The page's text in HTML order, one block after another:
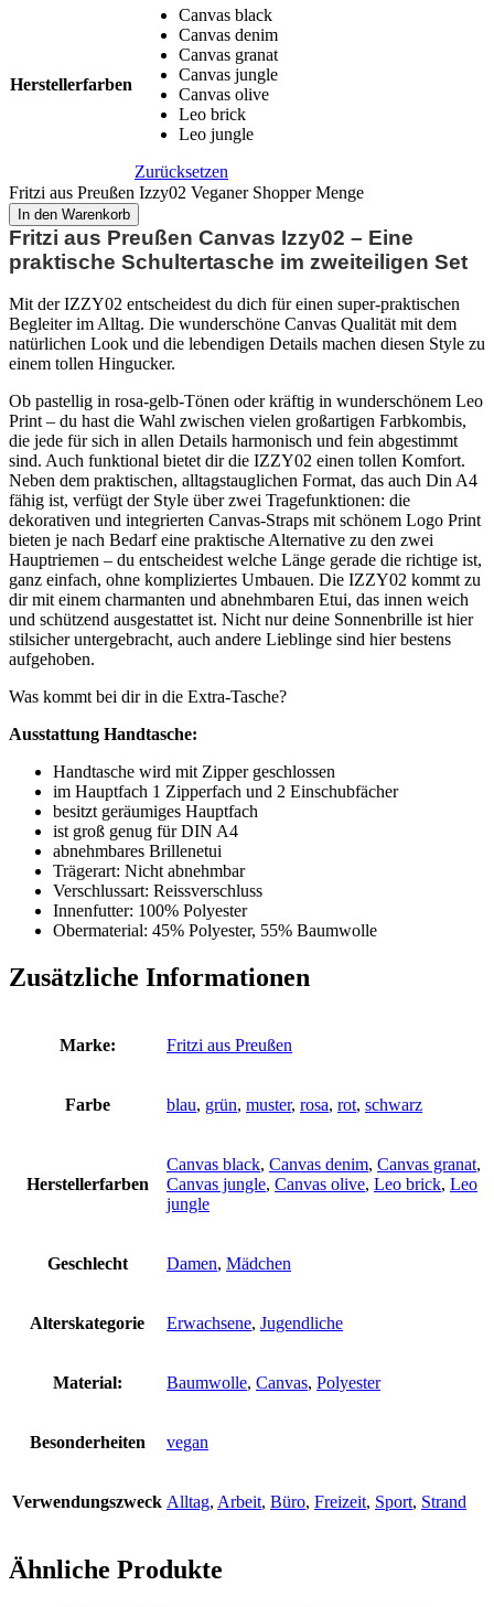
Herstellerfarben
Canvas black
Canvas denim
Canvas granat
Canvas jungle
Canvas olive
Leo brick
Leo jungle
Zurücksetzen
Fritzi aus Preußen Izzy02 Veganer Shopper Menge
In den Warenkorb
Fritzi aus Preußen Canvas Izzy02 – Eine
praktische Schultertasche im zweiteiligen Set
Mit der IZZY02 entscheidest du dich für einen super-praktischen
Begleiter im Alltag. Die wunderschöne Canvas Qualität mit dem
natürlichen Look und die lebendigen Details machen diesen Style zu
einem tollen Hingucker.
Ob pastellig in rosa-gelb-Tönen oder kräftig in wunderschönem Leo
Print – du hast die Wahl zwischen vielen großartigen Farbkombis,
die jede für sich in allen Details harmonisch und fein abgestimmt
sind. Auch funktional bietet dir die IZZY02 einen tollen Komfort.
Neben dem praktischen, alltagstauglichen Format, das auch Din A4
fähig ist, verfügt der Style über zwei Tragefunktionen: die
dekorativen und integrierten Canvas-Straps mit schönem Logo Print
bieten je nach Bedarf eine praktische Alternative zu den zwei
Hauptriemen – du entscheidest welche Länge gerade die richtige ist,
ganz einfach, ohne kompliziertes Umbauen. Die IZZY02 kommt zu
dir mit einem charmanten und abnehmbaren Etui, das innen weich
und schützend ausgestattet ist. Nicht nur deine Sonnenbrille ist hier
stilsicher untergebracht, auch andere Lieblinge sind hier bestens
aufgehoben.
Was kommt bei dir in die Extra-Tasche?
Ausstattung Handtasche:
Handtasche wird mit Zipper geschlossen
im Hauptfach 1 Zipperfach und 2 Einschubfächer
besitzt geräumiges Hauptfach
ist groß genug für DIN A4
abnehmbares Brillenetui
Trägerart: Nicht abnehmbar
Verschlussart: Reissverschluss
Innenfutter: 100% Polyester
Obermaterial: 45% Polyester, 55% Baumwolle
Zusätzliche Informationen
Marke: Fritzi aus Preußen
Farbe blau, grün, muster, rosa, rot, schwarz
Herstellerfarben
Canvas black, Canvas denim, Canvas granat,
Canvas jungle, Canvas olive, Leo brick, Leo
jungle
Geschlecht Damen, Mädchen
Alterskategorie Erwachsene, Jugendliche
Material: Baumwolle, Canvas, Polyester
Besonderheiten vegan
Verwendungszweck Alltag, Arbeit, Büro, Freizeit, Sport, Strand
Ähnliche Produkte